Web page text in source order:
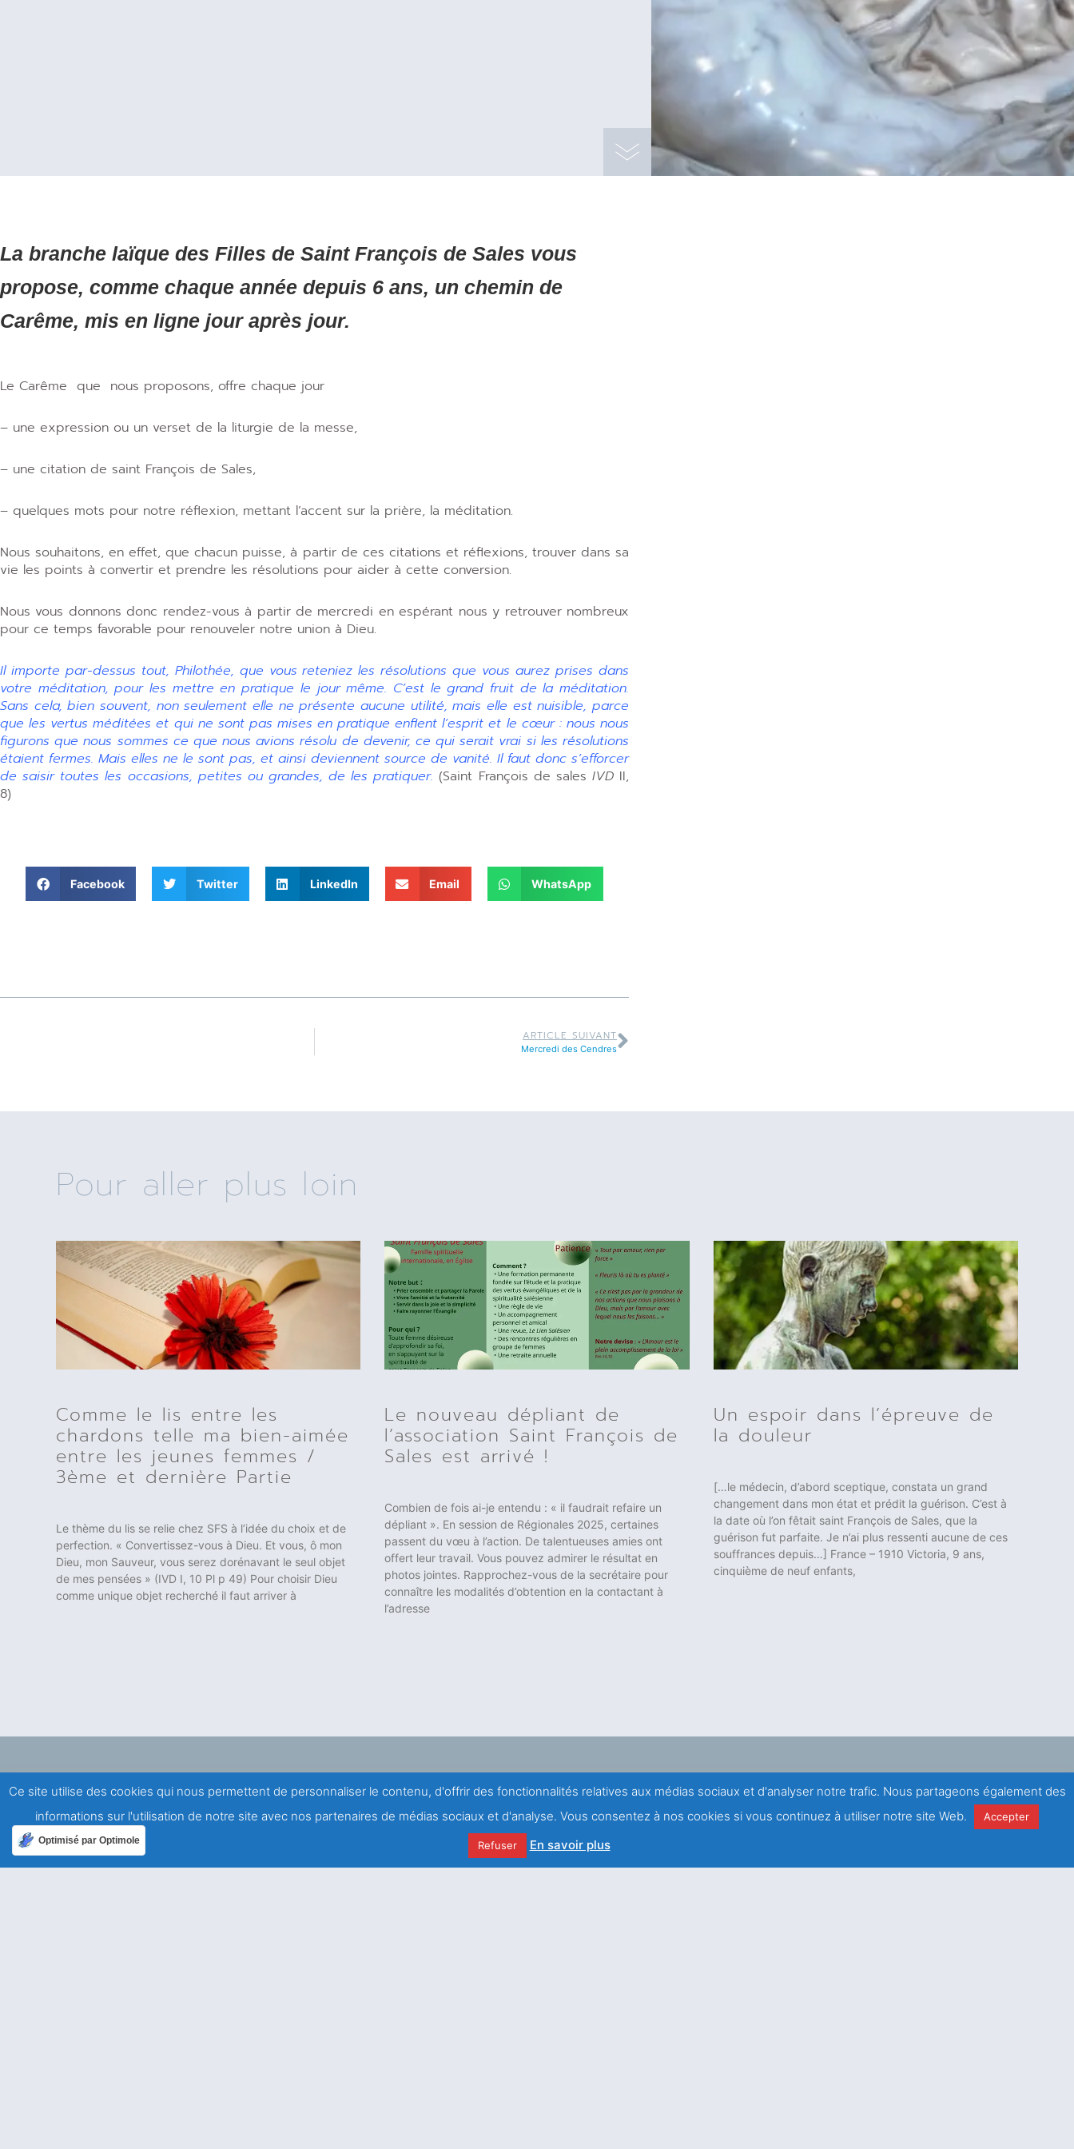
La branche laïque des Filles de Saint François de Sales vous
propose, comme chaque année depuis 6 ans, un chemin de
Carême, mis en ligne jour après jour.
Le Carême que nous proposons, offre chaque jour
– une expression ou un verset de la liturgie de la messe,
– une citation de saint François de Sales,
– quelques mots pour notre réflexion, mettant l’accent sur la prière, la méditation.
Nous souhaitons, en effet, que chacun puisse, à partir de ces citations et réflexions, trouver dans sa
vie les points à convertir et prendre les résolutions pour aider à cette conversion.
Nous vous donnons donc rendez-vous à partir de mercredi en espérant nous y retrouver nombreux
pour ce temps favorable pour renouveler notre union à Dieu.
Il importe par-dessus tout, Philothée, que vous reteniez les résolutions que vous aurez prises dans
votre méditation, pour les mettre en pratique le jour même. C’est le grand fruit de la méditation.
Sans cela, bien souvent, non seulement elle ne présente aucune utilité, mais elle est nuisible, parce
que les vertus méditées et qui ne sont pas mises en pratique enflent l’esprit et le cœur : nous nous
figurons que nous sommes ce que nous avions résolu de devenir, ce qui serait vrai si les résolutions
étaient fermes. Mais elles ne le sont pas, et ainsi deviennent source de vanité. Il faut donc s’efforcer
de saisir toutes les occasions, petites ou grandes, de les pratiquer.(Saint François de sales IVDII,
8)
Facebook Twitter LinkedIn Email WhatsApp
ARTICLE SUIVANT
Mercredi des Cendres
Pour aller plus loin
Comme le lis entre les
chardons telle ma bien-aimée
entre les jeunes femmes /
3ème et dernière Partie
Le thème du lis se relie chez SFS à l’idée du choix et de
perfection. « Convertissez-vous à Dieu. Et vous, ô mon
Dieu, mon Sauveur, vous serez dorénavant le seul objet
de mes pensées » (IVD I, 10 Pl p 49) Pour choisir Dieu
comme unique objet recherché il faut arriver à
Le nouveau dépliant de
l’association Saint François de
Sales est arrivé !
Combien de fois ai-je entendu : « il faudrait refaire un
dépliant ». En session de Régionales 2025, certaines
passent du vœu à l’action. De talentueuses amies ont
offert leur travail. Vous pouvez admirer le résultat en
photos jointes. Rapprochez-vous de la secrétaire pour
connaître les modalités d’obtention en la contactant à
l’adresse
Un espoir dans l’épreuve de
la douleur
[…le médecin, d’abord sceptique, constata un grand
changement dans mon état et prédit la guérison. C’est à
la date où l’on fêtait saint François de Sales, que la
guérison fut parfaite. Je n’ai plus ressenti aucune de ces
souffrances depuis…] France – 1910 Victoria, 9 ans,
cinquième de neuf enfants,
Notre actualité
Des blessures à la
guérison
Nous rencontrer
Ce site utilise des cookies qui nous permettent de personnaliser le contenu, d'offrir des fonctionnalités relatives aux médias sociaux et d'analyser notre trafic. Nous partageons également des
informations sur l'utilisation de notre site avec nos partenaires de médias sociaux et d'analyse. Vous consentez à nos cookies si vous continuez à utiliser notre site Web.
Accepter
Refuser En savoir plus
Optimisé par Optimole